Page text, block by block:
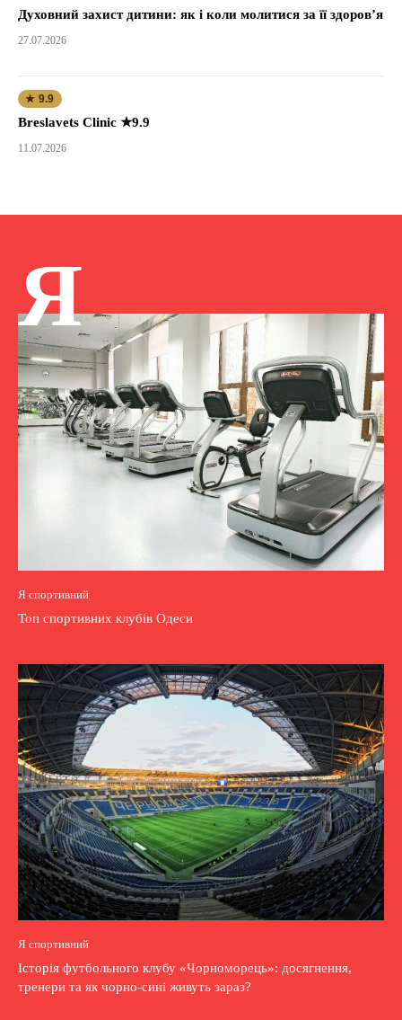
Духовний захист дитини: як і коли молитися за її здоров’я
27.07.2026
★ 9.9
Breslavets Clinic ★9.9
11.07.2026
Я
Я спортивний
Топ спортивних клубів Одеси
Я спортивний
Історія футбольного клубу «Чорноморець»: досягнення,
тренери та як чорно-сині живуть зараз?